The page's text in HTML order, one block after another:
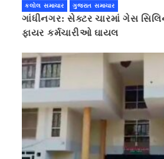
કલોલ સમાચાર ગુજરાત સમાચાર
ગાંધીનગર: સેક્ટર ચારમાં ગેસ
ફાયર કર્મચારીઓ ઘાયલ